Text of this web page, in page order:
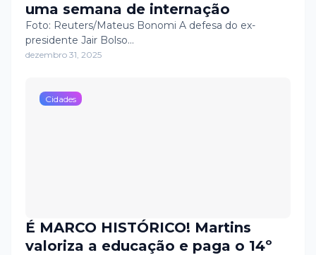
uma semana de internação
Foto: Reuters/Mateus Bonomi A defesa do ex-
presidente Jair Bolso…
dezembro 31, 2025
Cidades
É MARCO HISTÓRICO! Martins
valoriza a educação e paga o 14º